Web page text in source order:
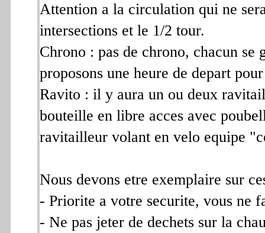
Attention a la circulation qui ne
intersections et le 1/2 tour.
Chrono : pas de chrono, chacun se
proposons une heure de depart
Ravito : il y aura un ou deux
bouteille en libre acces avec
ravitailleur volant en velo equipe
Nous devons etre exemplaire sur
- Priorite a votre securite, vous ne
- Ne pas jeter de dechets sur la